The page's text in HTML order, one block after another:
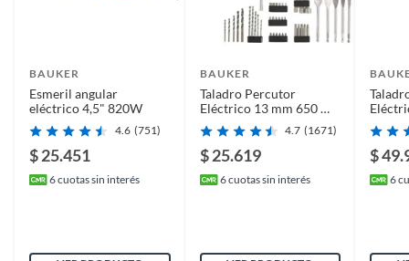
BAUKER
Esmeril angular
eléctrico 4,5" 820W
4.6 (751)
$ 25.451
6cuotas sin interés
BAUKER
Taladro Percutor
Eléctrico 13 mm 650 W
220 V
4.7 (1671)
$ 25.619
6cuotas sin interés
220 V
$
6